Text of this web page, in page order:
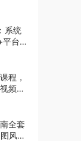
系统
台规
破
程，
频，
全套
风格